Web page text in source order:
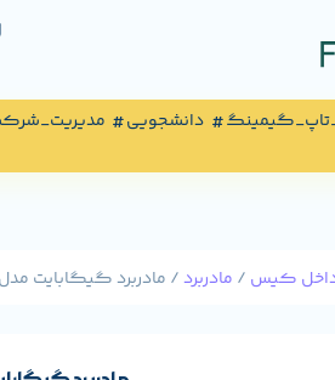
دانشجویی
کیس / مادربرد/ مادربرد گیگابایت مدل B860 EAGLE WIFI6E DDR5